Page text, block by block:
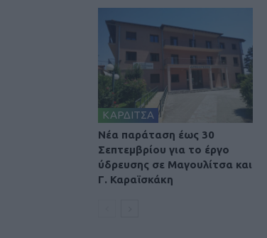
ΚΑΡΔΙΤΣΑ
Νέα παράταση έως 30
Σεπτεμβρίου για το έργο
ύδρευσης σε Μαγουλίτσα και
Γ. Καραϊσκάκη